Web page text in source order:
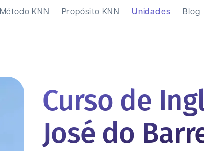
Método KNN Propósito KNN Unidades Blog
Curso de
José do